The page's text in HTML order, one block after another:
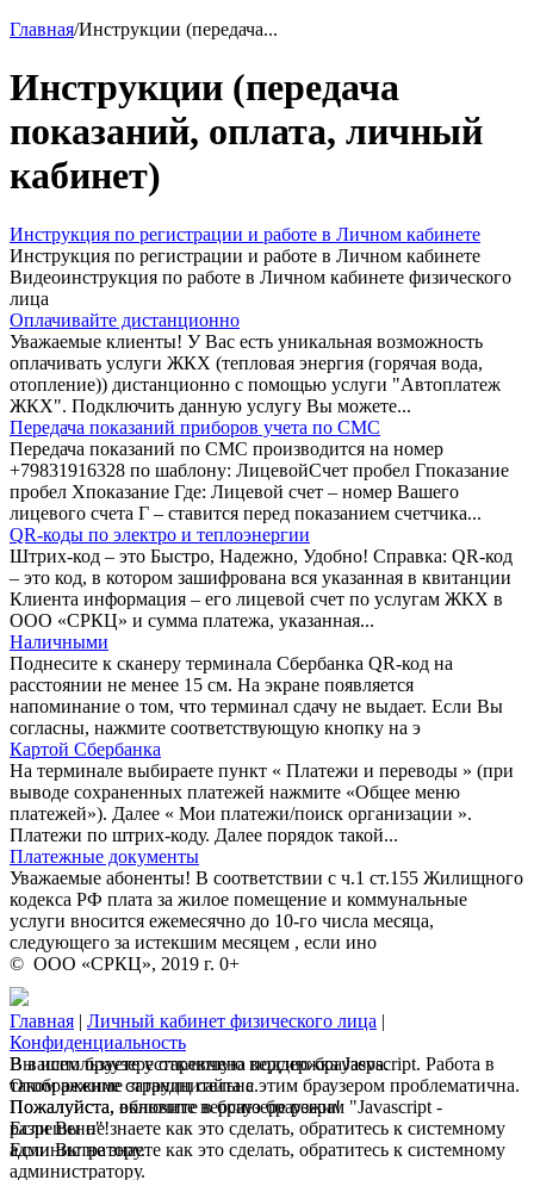
Главная/Инструкции (передача...
Инструкции (передача
показаний, оплата, личный
кабинет)
Инструкция по регистрации и работе в Личном кабинете
Инструкция по регистрации и работе в Личном кабинете
Видеоинструкция по работе в Личном кабинете физического
лица
Оплачивайте дистанционно
Уважаемые клиенты! У Вас есть уникальная возможность
оплачивать услуги ЖКХ (тепловая энергия (горячая вода,
отопление)) дистанционно с помощью услуги "Автоплатеж
ЖКХ". Подключить данную услугу Вы можете...
Передача показаний приборов учета по СМС
Передача показаний по СМС производится на номер
+79831916328 по шаблону: ЛицевойСчет пробел Гпоказание
пробел Хпоказание Где: Лицевой счет – номер Вашего
лицевого счета Г – ставится перед показанием счетчика...
QR-коды по электро и теплоэнергии
Штрих-код – это Быстро, Надежно, Удобно! Справка: QR-код
– это код, в котором зашифрована вся указанная в квитанции
Клиента информация – его лицевой счет по услугам ЖКХ в
ООО «СРКЦ» и сумма платежа, указанная...
Наличными
Поднесите к сканеру терминала Сбербанка QR-код на
расстоянии не менее 15 см. На экране появляется
напоминание о том, что терминал сдачу не выдает. Если Вы
согласны, нажмите соответствующую кнопку на э
Картой Сбербанка
На терминале выбираете пункт « Платежи и переводы » (при
выводе сохраненных платежей нажмите «Общее меню
платежей»). Далее « Мои платежи/поиск организации ».
Платежи по штрих-коду. Далее порядок такой...
Платежные документы
Уважаемые абоненты! В соответствии с ч.1 ст.155 Жилищного
кодекса РФ плата за жилое помещение и коммунальные
услуги вносится ежемесячно до 10-го числа месяца,
следующего за истекшим месяцем , если ино
© ООО «СРКЦ», 2019 г. 0+
Главная | Личный кабинет физического лица |
Конфиденциальность
В вашем браузере отключена поддержка Jasvscript. Работа в
таком режиме затруднительна.
Пожалуйста, включите в браузере режим "Javascript -
разрешено"!
Если Вы не знаете как это сделать, обратитесь к системному
администратору.
Вы используете устаревшую версию браузера.
Отображение страниц сайта с этим браузером проблематична.
Пожалуйста, обновите версию браузера!
Если Вы не знаете как это сделать, обратитесь к системному
администратору.